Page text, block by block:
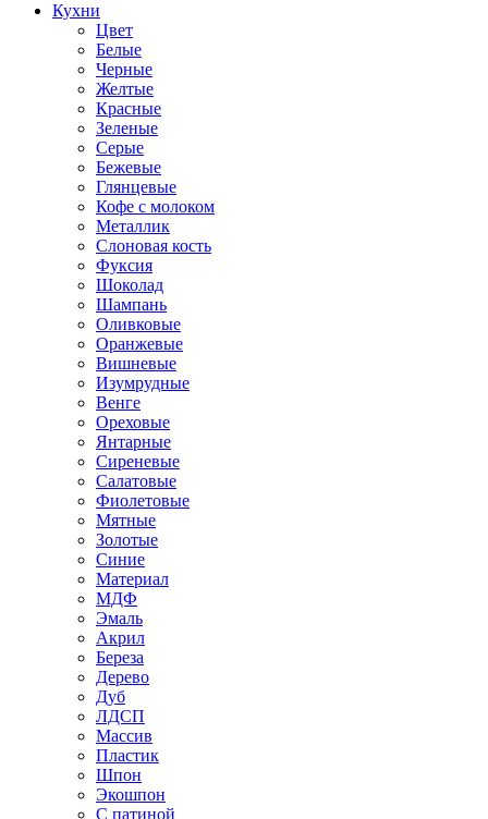
Кухни
Цвет
Белые
Черные
Желтые
Красные
Зеленые
Серые
Бежевые
Глянцевые
Кофе с молоком
Металлик
Слоновая кость
Фуксия
Шоколад
Шампань
Оливковые
Оранжевые
Вишневые
Изумрудные
Венге
Ореховые
Янтарные
Сиреневые
Салатовые
Фиолетовые
Мятные
Золотые
Синие
Материал
МДФ
Эмаль
Акрил
Береза
Дерево
Дуб
ЛДСП
Массив
Пластик
Шпон
Экошпон
С патиной